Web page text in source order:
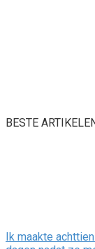
BESTE
Ik maakte